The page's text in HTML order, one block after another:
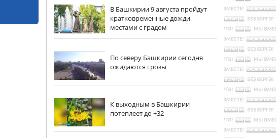
В Башкирии 9 августа пройдут
кратковременные дожди,
местами с градом
По северу Башкирии сегодня
ожидаются грозы
К выходным в Башкирии
потеплеет до +32